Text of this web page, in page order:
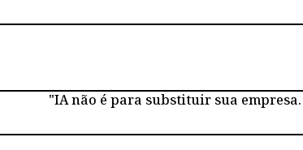
"IA não é para substituir sua